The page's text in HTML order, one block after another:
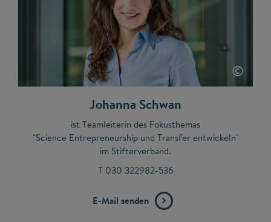
©
Johanna Schwan
ist Teamleiterin des Fokusthemas
"Science Entrepreneurship und Transfer entwickeln"
im Stifterverband.
T 030 322982-536
E-Mail senden